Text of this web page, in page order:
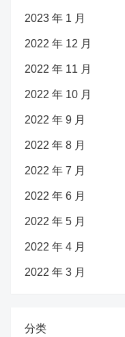
2023 年 1 月
2022 年 12 月
2022 年 11 月
2022 年 10 月
2022 年 9 月
2022 年 8 月
2022 年 7 月
2022 年 6 月
2022 年 5 月
2022 年 4 月
2022 年 3 月
分类